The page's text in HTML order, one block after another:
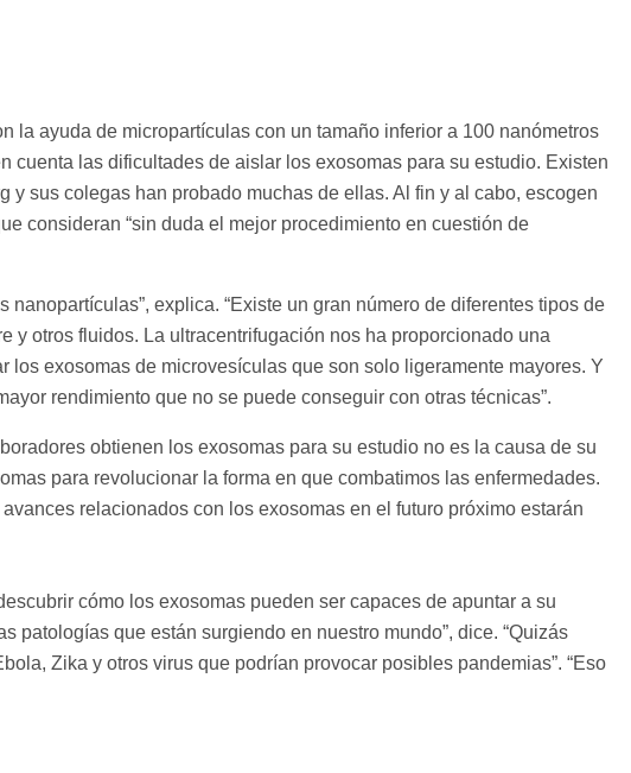
la ayuda de micropartículas con un tamaño inferior a 100 nanómetros
cuenta las dificultades de aislar los exosomas para su estudio. Existen
y sus colegas han probado muchas de ellas. Al fin y al cabo, escogen
consideran “sin duda el mejor procedimiento en cuestión de
nanopartículas”, explica. “Existe un gran número de diferentes tipos de
y otros fluidos. La ultracentrifugación nos ha proporcionado una
los exosomas de microvesículas que son solo ligeramente mayores. Y
rendimiento que no se puede conseguir con otras técnicas”.
obtienen los exosomas para su estudio no es la causa de su
para revolucionar la forma en que combatimos las enfermedades.
relacionados con los exosomas en el futuro próximo estarán
cómo los exosomas pueden ser capaces de apuntar a su
patologías que están surgiendo en nuestro mundo”, dice. “Quizás
Zika y otros virus que podrían provocar posibles pandemias”. “Eso